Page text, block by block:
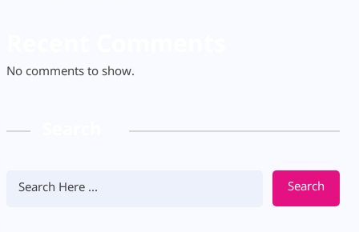
No comments to show.
Search